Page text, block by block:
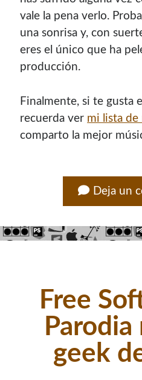
El Blog de Luis
Picando Código
vale la pena verlo.
una sonrisa y, con
eres el único que ha
producción.
Finalmente, si te gusta
recuerda ver mi lista de
comparto la mejor
Deja un
Free
Parodia
geek